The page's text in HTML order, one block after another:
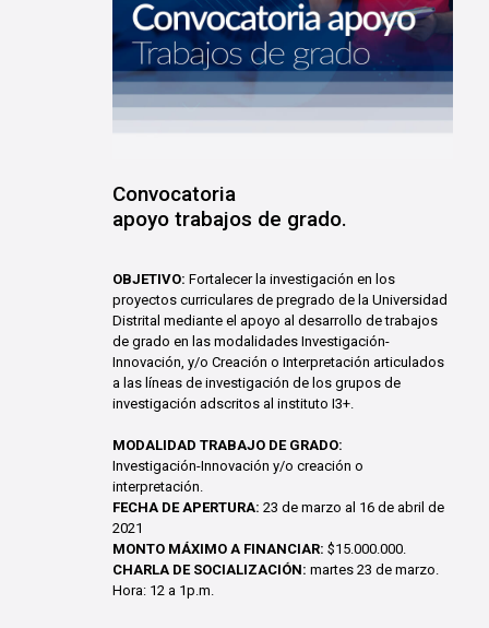
Convocatoria
apoyo trabajos de grado.
OBJETIVO: Fortalecer la investigación en los
proyectos curriculares de pregrado de la Universidad
Distrital mediante el apoyo al desarrollo de trabajos
de grado en las modalidades Investigación-
Innovación, y/o Creación o Interpretación articulados
a las líneas de investigación de los grupos de
investigación adscritos al instituto I3+.
MODALIDAD TRABAJO DE GRADO:
Investigación-Innovación y/o creación o
interpretación.
FECHA DE APERTURA: 23 de marzo al 16 de abril de
2021
MONTO MÁXIMO A FINANCIAR: $15.000.000.
CHARLA DE SOCIALIZACIÓN: martes 23 de marzo.
Hora: 12 a 1p.m.